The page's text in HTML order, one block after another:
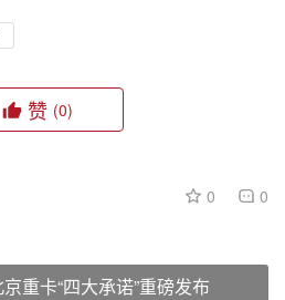
赞 (0)
0 0
重卡“四大承诺”重磅发布